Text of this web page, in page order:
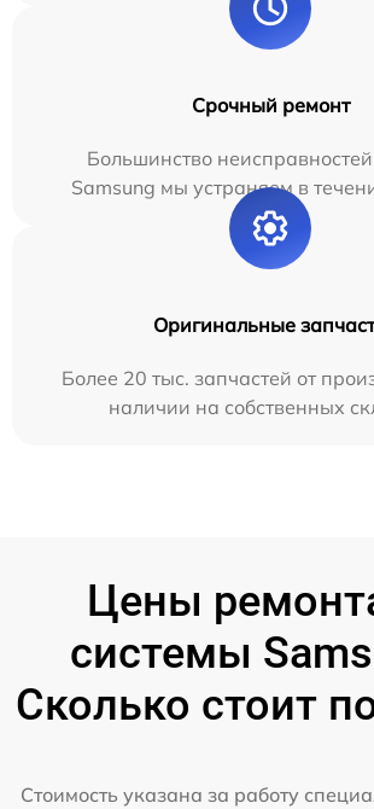
Срочный ремонт
Большинство
Samsung мы устраняем в
Оригинальные
Более 20 тыс. запчастей от
наличии на собственных
Цены
системы
Сколько стоит
Стоимость указана за работу